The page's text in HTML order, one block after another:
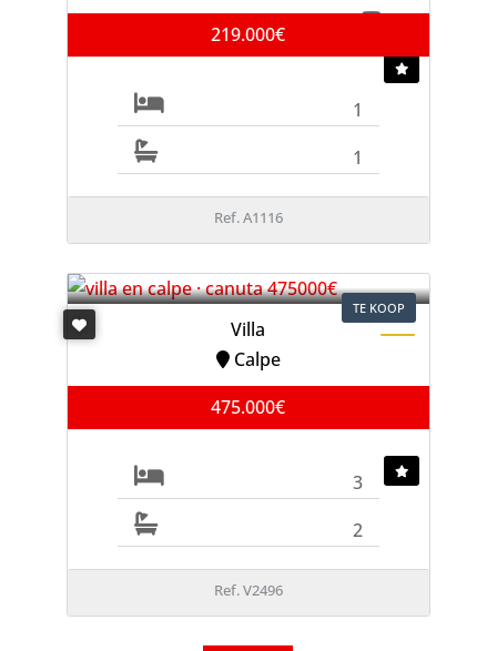
219.000€
1
1
Ref. A1116
TE KOOP
Villa
Calpe
475.000€
3
2
Ref. V2496